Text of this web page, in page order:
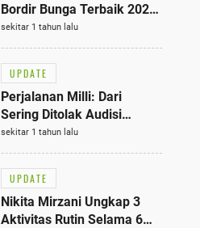
Bordir Bunga Terbaik 2025,
Stylish untuk Hangout
hingga Acara Semi-Formal
sekitar 1 tahun lalu
UPDATE
Perjalanan Milli: Dari
Sering Ditolak Audisi
hingga Menjadi Rapper Top
10 Thailand
sekitar 1 tahun lalu
UPDATE
Nikita Mirzani Ungkap 3
Aktivitas Rutin Selama 6